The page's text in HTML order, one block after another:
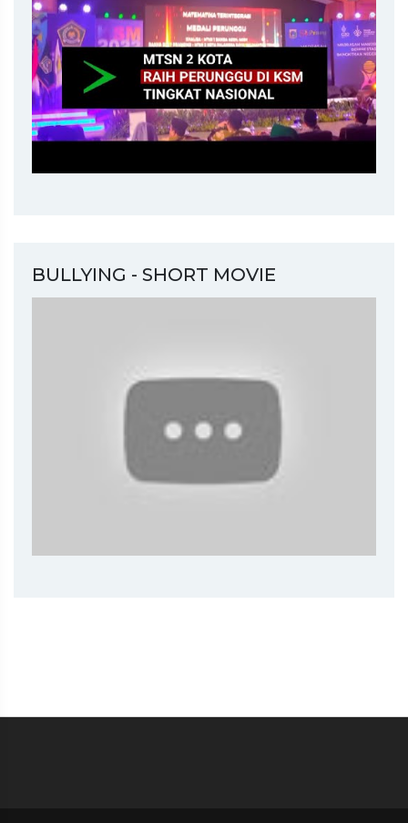
BULLYING - SHORT MOVIE